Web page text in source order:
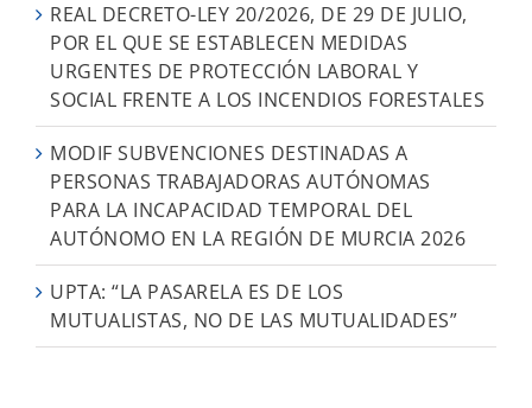
REAL DECRETO-LEY 20/2026, DE 29 DE JULIO,
POR EL QUE SE ESTABLECEN MEDIDAS
URGENTES DE PROTECCIÓN LABORAL Y
SOCIAL FRENTE A LOS INCENDIOS FORESTALES
MODIF SUBVENCIONES DESTINADAS A
PERSONAS TRABAJADORAS AUTÓNOMAS
PARA LA INCAPACIDAD TEMPORAL DEL
AUTÓNOMO EN LA REGIÓN DE MURCIA 2026
UPTA: “LA PASARELA ES DE LOS
MUTUALISTAS, NO DE LAS MUTUALIDADES”